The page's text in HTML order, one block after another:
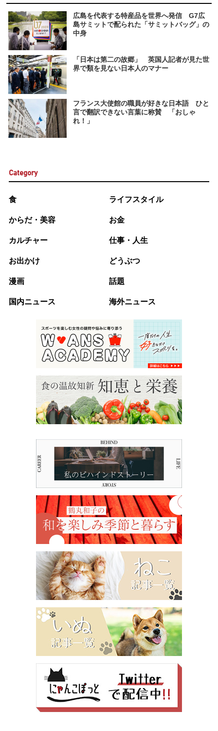
広島を代表する特産品を世界へ発信 G7広
島サミットで配られた「サミットバッグ」の
中身
「日本は第二の故郷」 英国人記者が見た世
界で類を見ない日本人のマナー
フランス大使館の職員が好きな日本語 ひと
言で翻訳できない言葉に称賛 「おしゃ
れ！」
Category
食 ライフスタイル
からだ・美容 お金
カルチャー 仕事・人生
お出かけ どうぶつ
漫画 話題
国内ニュース 海外ニュース